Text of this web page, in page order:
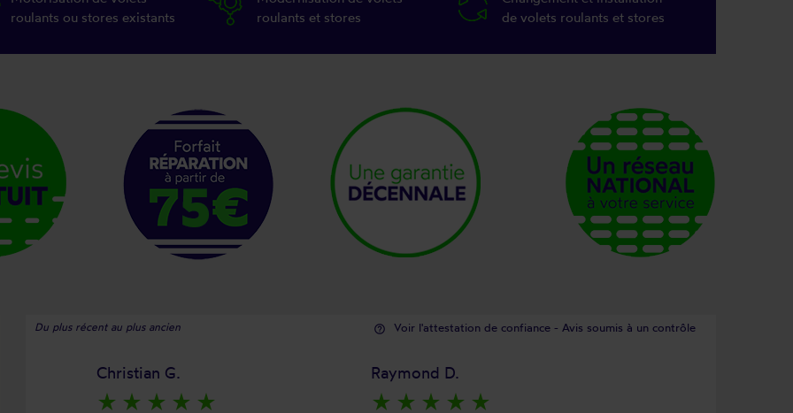
roulants ou stores existants
roulants et stores
de volets roulants et stores
Du plus récent au plus ancien help_outline Voir l'attestation de confiance - Avis soumis à un contrôle
Christian G.
star_rate star_rate star_rate star_rate star_rate
Raymond D.
star_rate star_rate star_rate star_rate star_rate